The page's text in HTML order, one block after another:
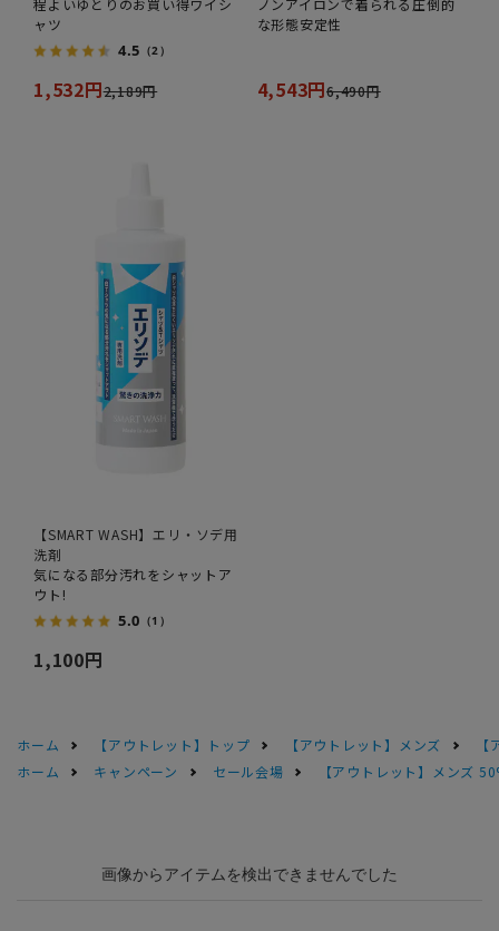
程よいゆとりのお買い得ワイシ
ャツ
4.5 （2）
1,532円2,189円
ノンアイロンで着られる圧倒的
な形態安定性
4,543円6,490円
【SMART WASH】エリ・ソデ用
洗剤
気になる部分汚れをシャットア
ウト!
5.0 （1）
1,100円
ホーム 【アウトレット】トップ 【アウトレット】メンズ
ホーム
キャンペーン セール会場 【アウトレット】メンズ